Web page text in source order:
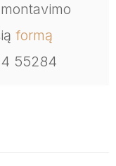
formą
55284